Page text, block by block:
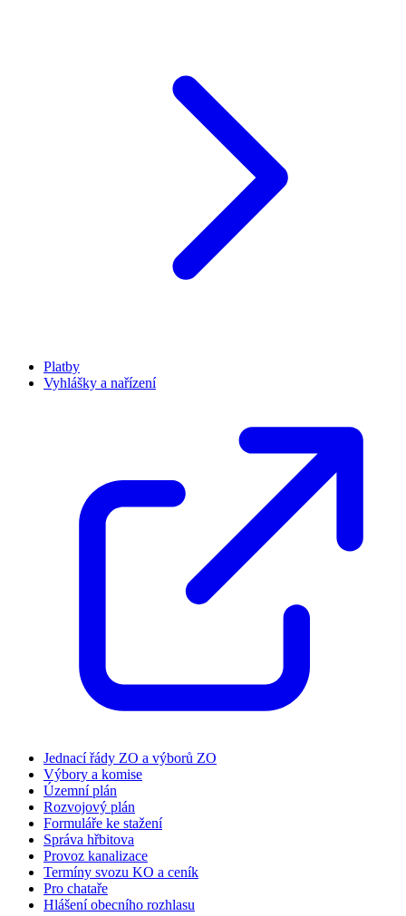
Platby
Vyhlášky a nařízení
Jednací řády ZO a výborů ZO
Výbory a komise
Územní plán
Rozvojový plán
Formuláře ke stažení
Správa hřbitova
Provoz kanalizace
Termíny svozu KO a ceník
Pro chataře
Hlášení obecního rozhlasu